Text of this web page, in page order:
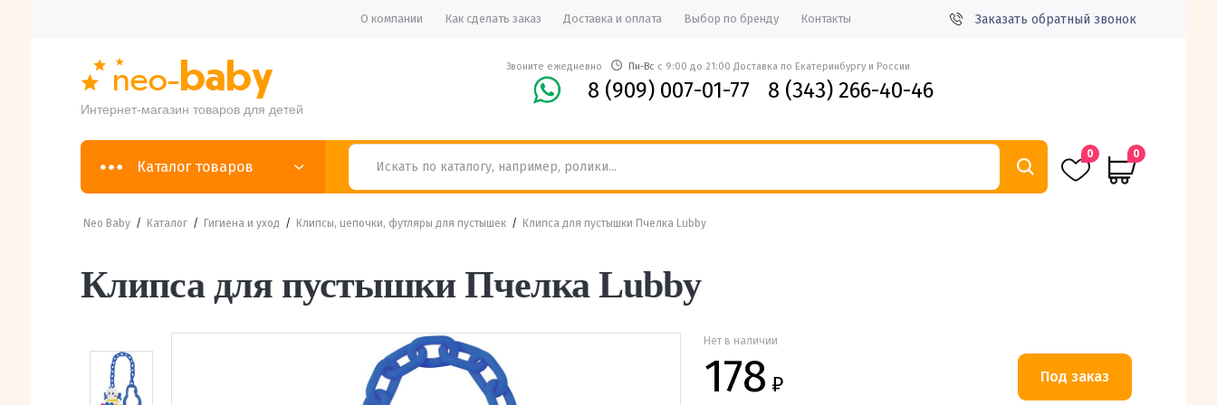
О компании Как сделать заказ Доставка и оплата Выбор по бренду Контакты Заказать обратный звонок
Интернет-магазин товаров для детей
Звоните ежедневно Пн-Вс с 9:00 до 21:00 Доставка по Екатеринбургу и России
8 (909) 007-01-77 8 (343) 266-40-46
Каталог товаров
0 0
Neo Baby/ Каталог/ Гигиена и уход / Клипсы, цепочки, футляры для пустышек/ Клипса для пустышки Пчелка Lubby
Клипса для пустышки Пчелка Lubby
Нет в наличии
178 ₽